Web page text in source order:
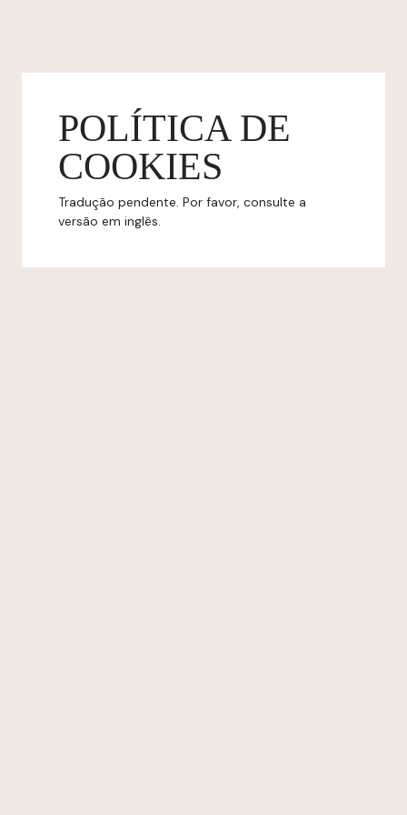
POLÍTICA DE
COOKIES
Tradução pendente. Por favor, consulte a
versão em inglês.